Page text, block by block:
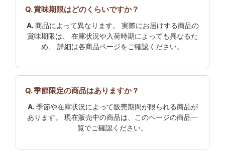
賞味期限はどのくらいですか？
商品によって異なります。 実際にお届けする商品の
賞味期限は、 在庫状況や入荷時期によっても異なるた
め、 詳細は各商品ページをご確認ください。
季節限定の商品はありますか？
季節や在庫状況によって販売期間が限られる商品が
あります。 現在販売中の商品は、このページの商品一
覧でご確認ください。